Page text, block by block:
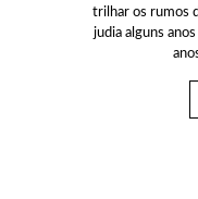
trilhar os rumos
judia alguns